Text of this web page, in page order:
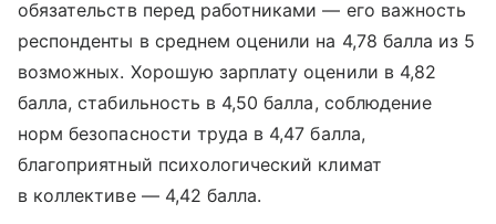
обязательств перед работниками — его важность
респонденты в среднем оценили на 4,78 балла из 5
возможных. Хорошую зарплату оценили в 4,82
балла, стабильность в 4,50 балла, соблюдение
норм безопасности труда в 4,47 балла,
благоприятный психологический климат
в коллективе — 4,42 балла.